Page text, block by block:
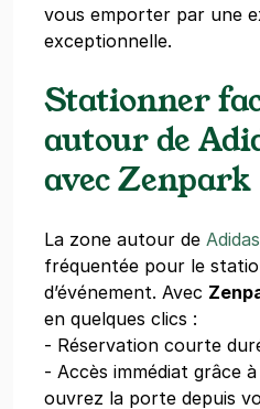
vous emporter par une
exceptionnelle.
Stationner
autour de
avec Zenpark
La zone autour de
fréquentée pour le
d’événement. Avec
en quelques clics :
- Réservation courte
- Accès immédiat grâce
ouvrez la porte depuis